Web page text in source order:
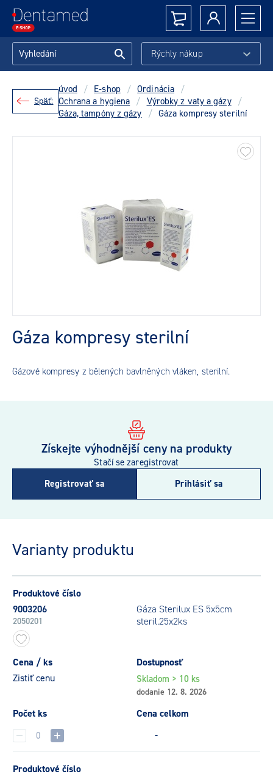
Rýchly nákup
Späť:
úvod / E-shop / Ordinácia /
Ochrana a hygiena / Výrobky z vaty a gázy /
Gáza, tampóny z gázy / Gáza kompresy sterilní
Gáza kompresy sterilní
Gázové kompresy z bělených bavlněných vláken, sterilní.
Získejte výhodnější ceny na produkty
Stačí se zaregistrovat
Registrovať sa
Prihlásiť sa
Varianty produktu
Produktové číslo
9003206
2050201
Gáza Sterilux ES 5x5cm
steril.25x2ks
Cena / ks
Dostupnosť
Zistiť cenu
Skladom > 10 ks
dodanie 12. 8. 2026
Počet ks
Cena celkom
-
Produktové číslo